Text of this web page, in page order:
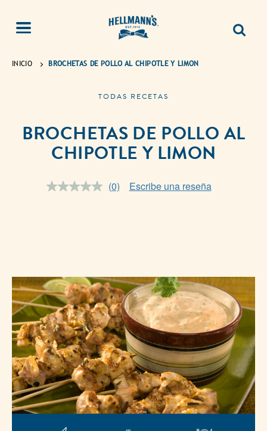
INICIO BROCHETAS DE POLLO AL CHIPOTLE Y LIMON
TODAS RECETAS
BROCHETAS DE POLLO AL
CHIPOTLE Y LIMON
Sin
(0) Escribe una reseña